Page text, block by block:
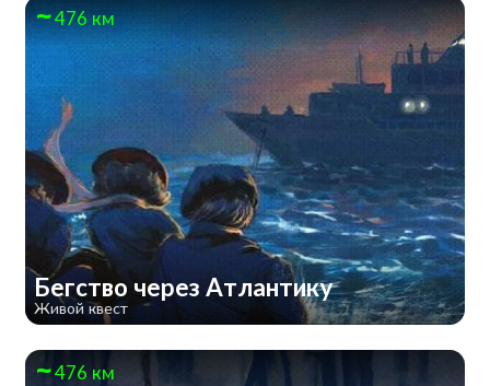
476 км
Бегство через Атлантику
Живой квест
476 км